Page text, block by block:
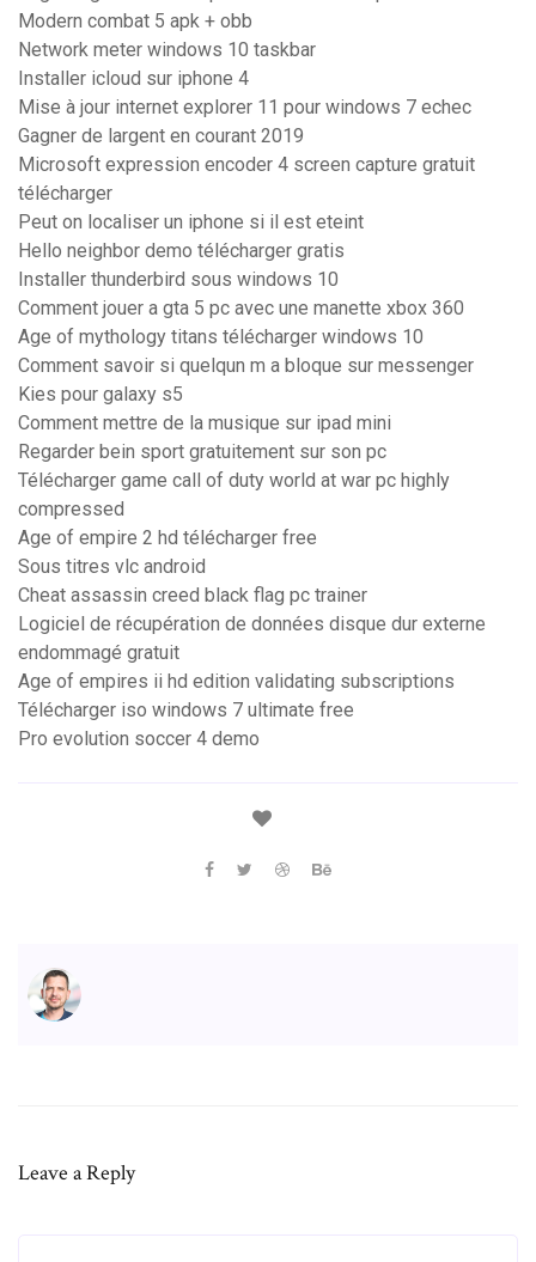
Modern combat 5 apk + obb
Network meter windows 10 taskbar
Installer icloud sur iphone 4
Mise à jour internet explorer 11 pour windows 7 echec
Gagner de largent en courant 2019
Microsoft expression encoder 4 screen capture gratuit
télécharger
Peut on localiser un iphone si il est eteint
Hello neighbor demo télécharger gratis
Installer thunderbird sous windows 10
Comment jouer a gta 5 pc avec une manette xbox 360
Age of mythology titans télécharger windows 10
Comment savoir si quelqun m a bloque sur messenger
Kies pour galaxy s5
Comment mettre de la musique sur ipad mini
Regarder bein sport gratuitement sur son pc
Télécharger game call of duty world at war pc highly
compressed
Age of empire 2 hd télécharger free
Sous titres vlc android
Cheat assassin creed black flag pc trainer
Logiciel de récupération de données disque dur externe
endommagé gratuit
Age of empires ii hd edition validating subscriptions
Télécharger iso windows 7 ultimate free
Pro evolution soccer 4 demo
Leave a Reply